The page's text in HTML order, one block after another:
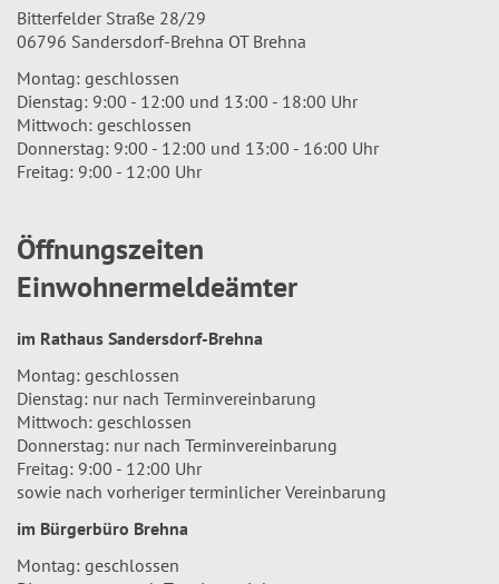
Bitterfelder Straße 28/29
06796 Sandersdorf-Brehna OT Brehna
Montag: geschlossen
Dienstag: 9:00 - 12:00 und 13:00 - 18:00 Uhr
Mittwoch: geschlossen
Donnerstag: 9:00 - 12:00 und 13:00 - 16:00 Uhr
Freitag: 9:00 - 12:00 Uhr
Öffnungszeiten
Einwohnermeldeämter
im Rathaus Sandersdorf-Brehna
Montag: geschlossen
Dienstag: nur nach Terminvereinbarung
Mittwoch: geschlossen
Donnerstag: nur nach Terminvereinbarung
Freitag: 9:00 - 12:00 Uhr
sowie nach vorheriger terminlicher Vereinbarung
im Bürgerbüro Brehna
Montag: geschlossen